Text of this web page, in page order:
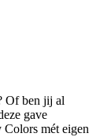
Of ben jij al
gave
Colors mét eigen